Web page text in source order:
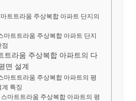
마트트라움 주상복합 아파트 단지의
마트트라움 주상복합 아파트 단지
점
트라움 주상복합 아파트의 다
면 설계
마트트라움 주상복합 아파트의 평
계 특징
마트트라움 주상복합 아파트의 평